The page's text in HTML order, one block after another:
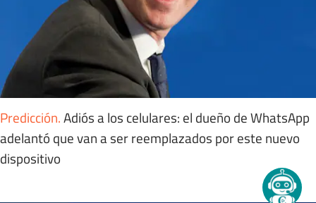
Predicción.Adiós a los celulares: el dueño de WhatsApp
adelantó que van a ser reemplazados por este nuevo
dispositivo